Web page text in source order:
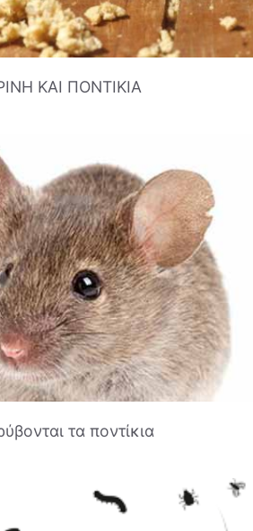
ΚΑΙ ΠΟΝΤΙΚΙΑ
τα ποντίκια